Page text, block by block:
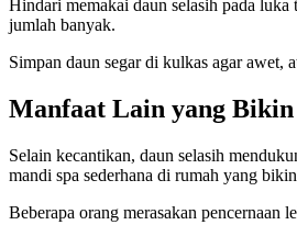
Hindari memakai daun selasih pada
jumlah banyak.
Simpan daun segar di kulkas agar awet,
Manfaat Lain yang Bikin
Selain kecantikan, daun selasih
mandi spa sederhana di rumah yang
Beberapa orang merasakan pencernaan